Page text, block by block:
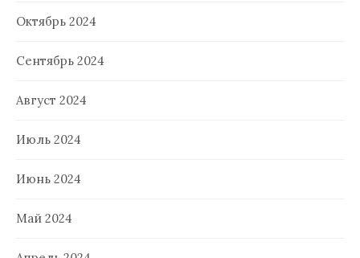
Октябрь 2024
Сентябрь 2024
Август 2024
Июль 2024
Июнь 2024
Май 2024